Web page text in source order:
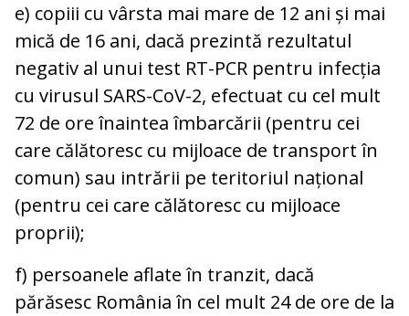
e) copiii cu vârsta mai mare de 12 ani și mai
mică de 16 ani, dacă prezintă rezultatul
negativ al unui test RT-PCR pentru infecția
cu virusul SARS-CoV-2, efectuat cu cel mult
72 de ore înaintea îmbarcării (pentru cei
care călătoresc cu mijloace de transport în
comun) sau intrării pe teritoriul național
(pentru cei care călătoresc cu mijloace
proprii);
f) persoanele aflate în tranzit, dacă
părăsesc România în cel mult 24 de ore de la